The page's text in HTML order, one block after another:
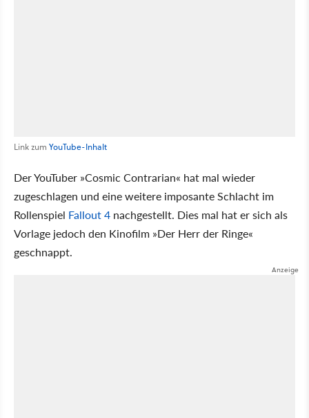
Link zum YouTube-Inhalt
Der YouTuber »Cosmic Contrarian« hat mal wieder
zugeschlagen und eine weitere imposante Schlacht im
Rollenspiel Fallout 4 nachgestellt. Dies mal hat er sich als
Vorlage jedoch den Kinofilm »Der Herr der Ringe«
geschnappt.